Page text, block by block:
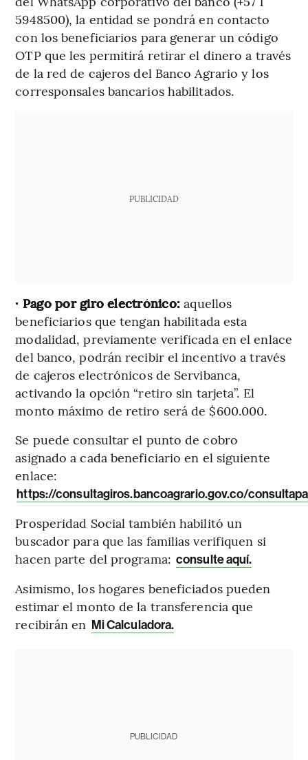
5948500), la entidad se pondrá en contacto
con los beneficiarios para generar un código
OTP que les permitirá retirar el dinero a través
de la red de cajeros del Banco Agrario y los
corresponsales bancarios habilitados.
PUBLICIDAD
· Pago por giro electrónico:aquellos
beneficiarios que tengan habilitada esta
modalidad, previamente verificada en el enlace
del banco, podrán recibir el incentivo a través
de cajeros electrónicos de Servibanca,
activando la opción “retiro sin tarjeta”. El
monto máximo de retiro será de $600.000.
Se puede consultar el punto de cobro
asignado a cada beneficiario en el siguiente
enlace:
https://consultagiros.bancoagrario.gov.co/
Prosperidad Social también habilitó un
buscador para que las familias verifiquen si
hacen parte del programa: consulte aquí.
Asimismo, los hogares beneficiados pueden
estimar el monto de la transferencia que
recibirán en Mi Calculadora.
PUBLICIDAD